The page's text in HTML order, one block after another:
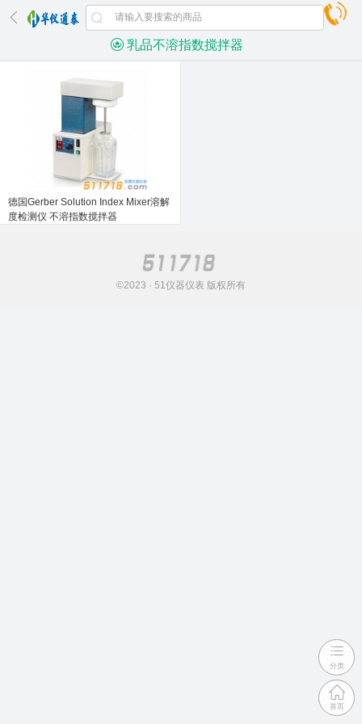
乳品不溶指数搅拌器
德国Gerber Solution Index Mixer溶解
度检测仪 不溶指数搅拌器
©2023 · 51仪器仪表 版权所有
分类
首页